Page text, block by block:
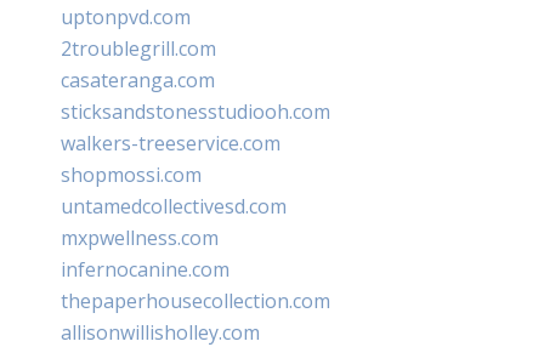
uptonpvd.com
2troublegrill.com
casateranga.com
sticksandstonesstudiooh.com
walkers-treeservice.com
shopmossi.com
untamedcollectivesd.com
mxpwellness.com
infernocanine.com
thepaperhousecollection.com
allisonwillisholley.com